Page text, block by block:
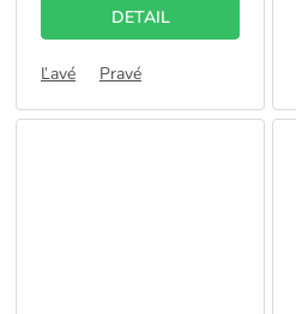
DETAIL
Ľavé Pravé